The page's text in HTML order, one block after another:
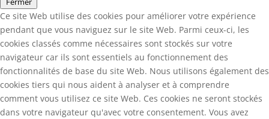
Ce site Web utilise des cookies pour améliorer votre expérience
pendant que vous naviguez sur le site Web. Parmi ceux-ci, les
cookies classés comme nécessaires sont stockés sur votre
navigateur car ils sont essentiels au fonctionnement des
fonctionnalités de base du site Web. Nous utilisons également des
cookies tiers qui nous aident à analyser et à comprendre
comment vous utilisez ce site Web. Ces cookies ne seront stockés
dans votre navigateur qu'avec votre consentement. Vous avez